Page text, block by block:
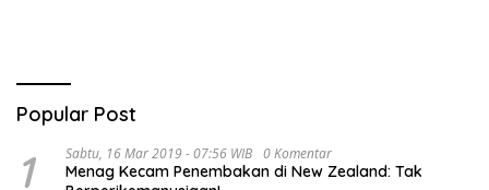
Popular Post
1 Sabtu, 16 Mar 2019 - 07:56 WIB 0 Komentar
Menag Kecam Penembakan di New Zealand: Tak